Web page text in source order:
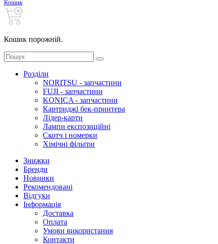
Кошик
Кошик порожній.
Розділи
NORITSU - запчастини
FUJI - запчастини
KONICA - запчастини
Картриджі бек-принтера
Лідер-карти
Лампи експозиційні
Скотч і номерки
Хімічні фільтри
Знижки
Бренди
Новинки
Рекомендовані
Відгуки
Інформація
Доставка
Оплата
Умови використання
Контакти